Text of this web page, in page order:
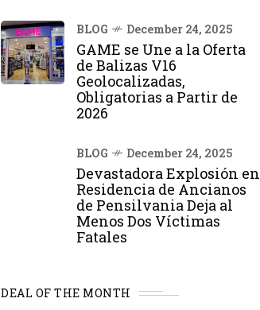
BLOG December 24, 2025
GAME se Une a la Oferta
de Balizas V16
Geolocalizadas,
Obligatorias a Partir de
2026
BLOG December 24, 2025
Devastadora Explosión en
Residencia de Ancianos
de Pensilvania Deja al
Menos Dos Víctimas
Fatales
DEAL OF THE MONTH